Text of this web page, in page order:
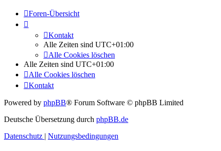
Foren-Übersicht
Kontakt
Alle Zeiten sind UTC+01:00
Alle Cookies löschen
Alle Zeiten sind UTC+01:00
Alle Cookies löschen
Kontakt
Powered by phpBB® Forum Software © phpBB Limited
Deutsche Übersetzung durch phpBB.de
Datenschutz | Nutzungsbedingungen